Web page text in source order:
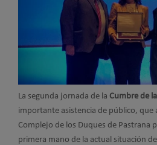
La segunda jornada de la Cumbre de
importante asistencia de público, que
Complejo de los Duques de Pastrana
primera mano de la actual situación del